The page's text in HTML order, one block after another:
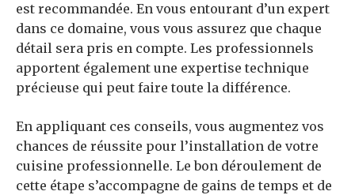
est recommandée. En vous entourant d’un expert
dans ce domaine, vous vous assurez que chaque
détail sera pris en compte. Les professionnels
apportent également une expertise technique
précieuse qui peut faire toute la différence.
En appliquant ces conseils, vous augmentez vos
chances de réussite pour l’installation de votre
cuisine professionnelle. Le bon déroulement de
cette étape s’accompagne de gains de temps et de